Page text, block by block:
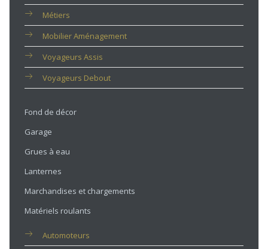
Métiers
Mobilier Aménagement
Voyageurs Assis
Voyageurs Debout
Fond de décor
Garage
Grues à eau
Lanternes
Marchandises et chargements
Matériels roulants
Automoteurs